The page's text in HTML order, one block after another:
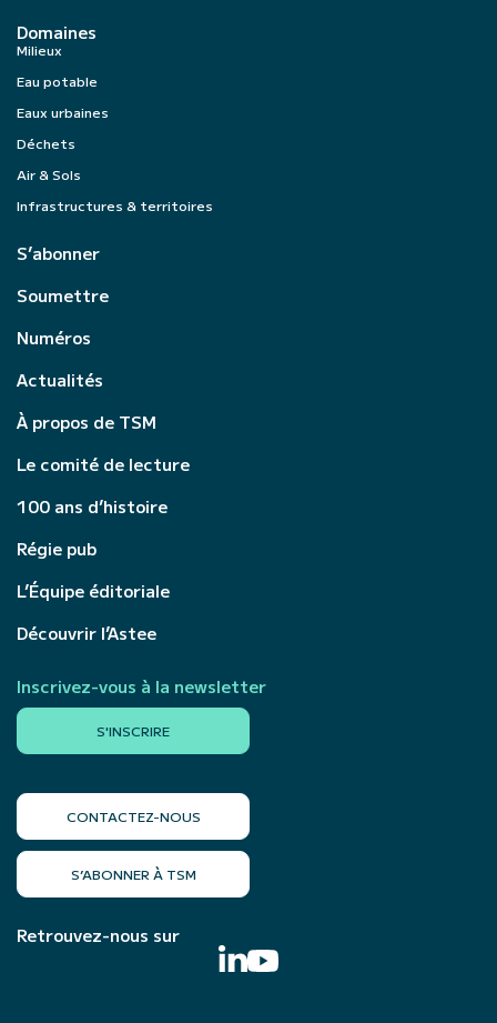
Domaines
Milieux
Eau potable
Eaux urbaines
Déchets
Air & Sols
Infrastructures & territoires
S’abonner
Soumettre
Numéros
Actualités
À propos de TSM
Le comité de lecture
100 ans d’histoire
Régie pub
L’Équipe éditoriale
Découvrir l’Astee
Inscrivez-vous à la newsletter
S'INSCRIRE
CONTACTEZ-NOUS
S’ABONNER À TSM
Retrouvez-nous sur